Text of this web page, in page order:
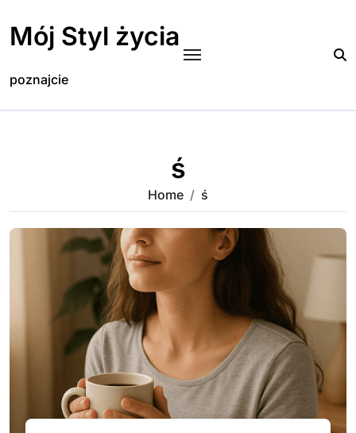
content
Mój Styl życia
poznajcie
ś
Home ś